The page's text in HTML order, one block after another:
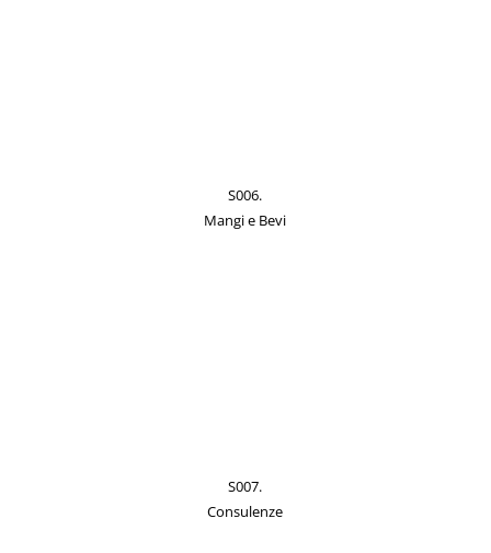
S006.
Mangi e Bevi
S007.
Consulenze